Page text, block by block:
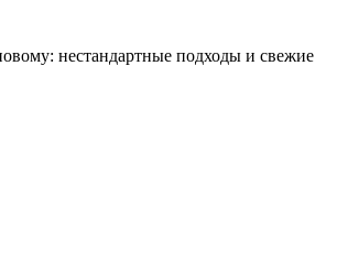
нестандартные подходы и свежие